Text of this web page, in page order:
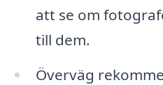
att se om
till dem.
Överväg